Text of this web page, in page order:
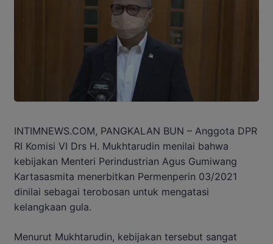
INTIMNEWS.COM, PANGKALAN BUN – Anggota DPR
RI Komisi VI Drs H. Mukhtarudin menilai bahwa
kebijakan Menteri Perindustrian Agus Gumiwang
Kartasasmita menerbitkan Permenperin 03/2021
dinilai sebagai terobosan untuk mengatasi
kelangkaan gula.
Menurut Mukhtarudin, kebijakan tersebut sangat